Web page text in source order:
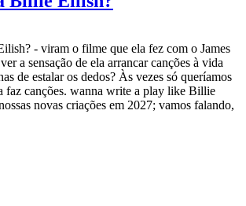
- viram o filme que ela fez com o James
a sensação de ela arrancar canções à vida
de estalar os dedos? Às vezes só queríamos
faz canções. wanna write a play like Billie
novas criações em 2027; vamos falando,